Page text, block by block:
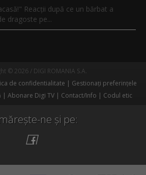
Reacţii după ce un bărbat a
dragoste pe...
© 2026 / DIGI ROMANIA S.A.
de confidentialitate
Gestionați preferințele
Abonare Digi TV Contact/Info Codul etic
ne și pe: